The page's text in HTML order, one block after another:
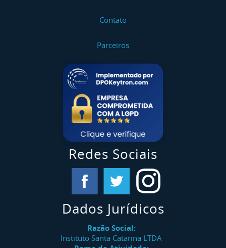
Contato
Parceiros
Redes Sociais
Dados Jurídicos
Razão Social:
Instituto Santa Catarina LTDA